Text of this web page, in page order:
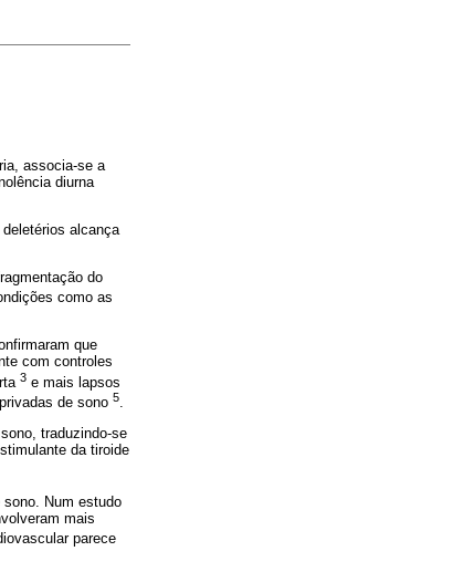
associa-se a
diurna
alcança
do
como as
que
com controles
3 e mais lapsos
de sono 5.
traduzindo-se
da tiroide
Num estudo
mais
parece